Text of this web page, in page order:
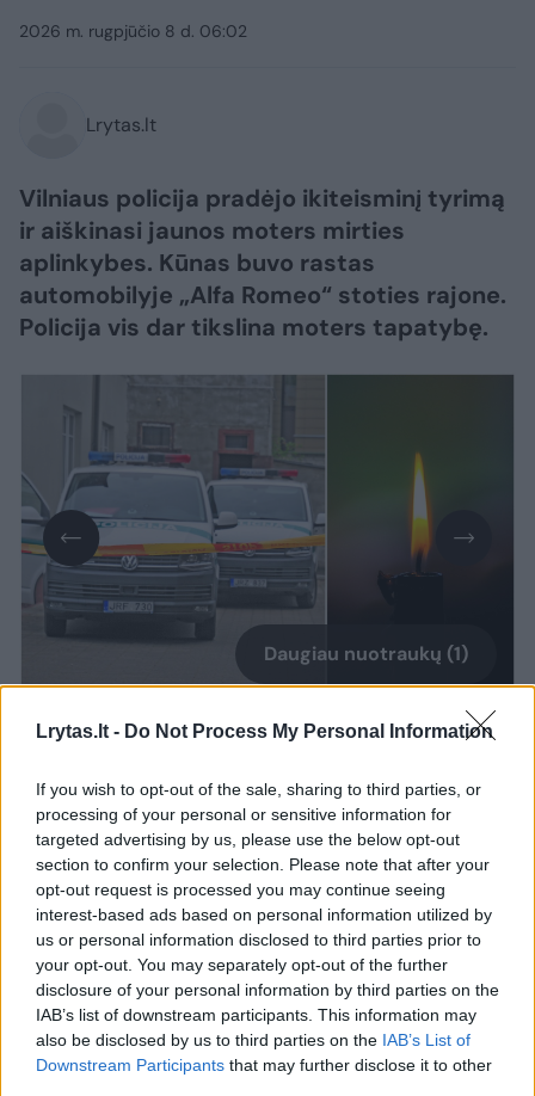
Lrytas.lt - Do Not Process My Personal Information
If you wish to opt-out of the sale, sharing to third parties, or
processing of your personal or sensitive information for
targeted advertising by us, please use the below opt-out
section to confirm your selection. Please note that after your
opt-out request is processed you may continue seeing
interest-based ads based on personal information utilized by
us or personal information disclosed to third parties prior to
your opt-out. You may separately opt-out of the further
disclosure of your personal information by third parties on the
IAB’s list of downstream participants. This information may
also be disclosed by us to third parties on the IAB’s List of
Downstream Participants that may further disclose it to other
2026 m. rugpjūčio 8 d. 06:02
Lrytas.lt
Vilniaus policija pradėjo ikiteisminį tyrimą
ir aiškinasi jaunos moters mirties
aplinkybes. Kūnas buvo rastas
automobilyje „Alfa Romeo“ stoties rajone.
Policija vis dar tikslina moters tapatybę.
Daugiau nuotraukų (1)
Kaip pranešė Vilniaus apskrities VPK,
rugpjūčio 7 d. apie 9 val. 10 min. Vilniuje,
Sodų g., automobilyje, rastas nenustatytos
tapatybės apie 25 m. amžiaus mirusios
moters kūnas be išorinių smurto požymių.
Lrytasžiniomis, kūnas rastas
automobilio „Alfa Romeo“ priekinėje
sėdynėje. Automobilyje nejudančią moterį
pastebėjo praeiviai.